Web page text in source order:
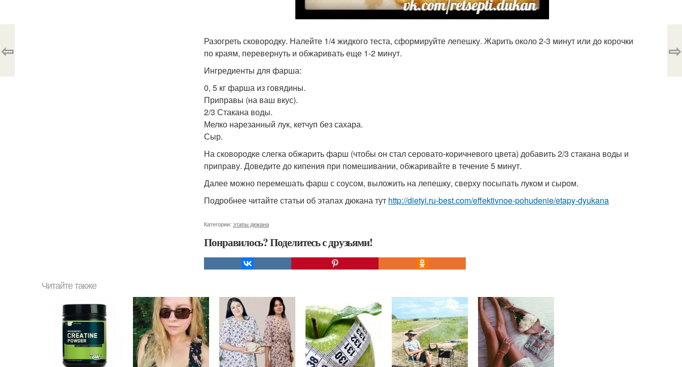
Разогреть сковородку. Налейте 1/4 жидкого теста, сформируйте лепешку. Жарить около 2-3 минут или до корочки
по краям, перевернуть и обжаривать еще 1-2 минут.
Ингредиенты для фарша:
0, 5 кг фарша из говядины.
Приправы (на ваш вкус).
2/3 Стакана воды.
Мелко нарезанный лук, кетчуп без сахара.
Сыр.
На сковородке слегка обжарить фарш (чтобы он стал серовато-коричневого цвета) добавить 2/3 стакана воды и
приправу. Доведите до кипения при помешивании, обжаривайте в течение 5 минут.
Далее можно перемешать фарш с соусом, выложить на лепешку, сверху посыпать луком и сыром.
Подробнее читайте статьи об этапах дюкана тут http://dietyi.ru-best.com/effektivnoe-pohudenie/etapy-dyukana
Категории: этапы дюкана
Понравилось? Поделитесь с друзьями!
⇦ ⇨
Читайте также